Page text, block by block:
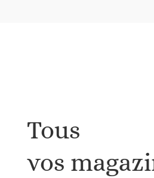
Tous
vos